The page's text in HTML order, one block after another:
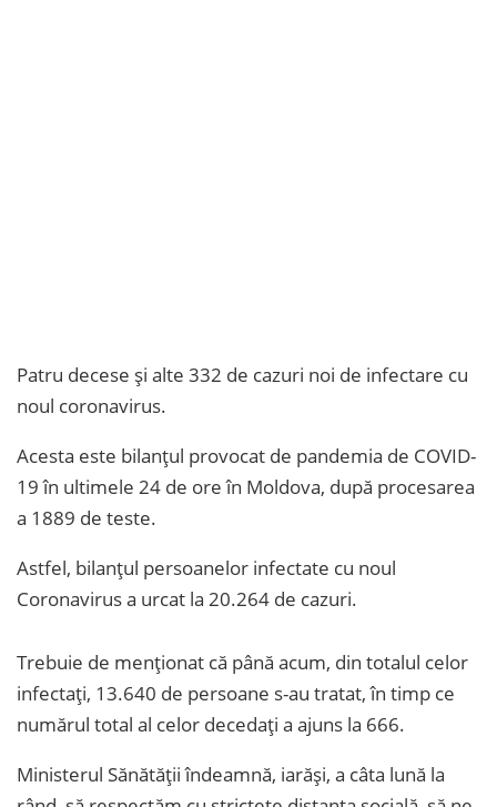
Patru decese și alte 332 de cazuri noi de infectare cu
noul coronavirus.
Acesta este bilanțul provocat de pandemia de COVID-
19 în ultimele 24 de ore în Moldova, după procesarea
a 1889 de teste.
Astfel, bilanțul persoanelor infectate cu noul
Coronavirus a urcat la 20.264 de cazuri.
Trebuie de menționat că până acum, din totalul celor
infectați, 13.640 de persoane s-au tratat, în timp ce
numărul total al celor decedați a ajuns la 666.
Ministerul Sănătății îndeamnă, iarăși, a câta lună la